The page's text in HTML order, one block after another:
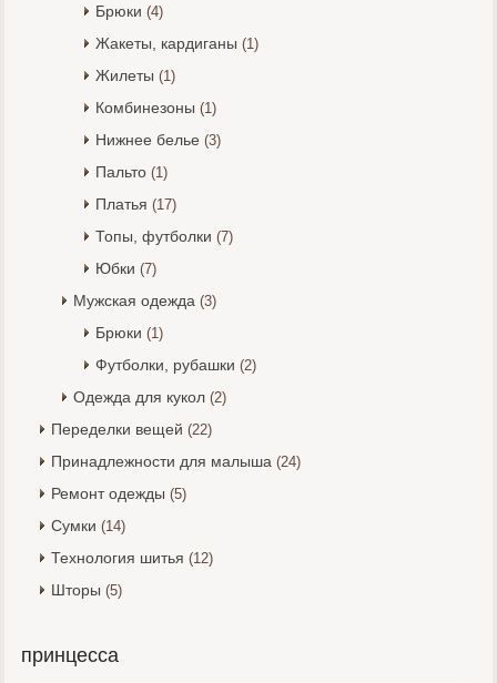
Брюки (4)
Жакеты, кардиганы (1)
Жилеты (1)
Комбинезоны (1)
Нижнее белье (3)
Пальто (1)
Платья (17)
Топы, футболки (7)
Юбки (7)
Мужская одежда (3)
Брюки (1)
Футболки, рубашки (2)
Одежда для кукол (2)
Переделки вещей (22)
Принадлежности для малыша (24)
Ремонт одежды (5)
Сумки (14)
Технология шитья (12)
Шторы (5)
принцесса